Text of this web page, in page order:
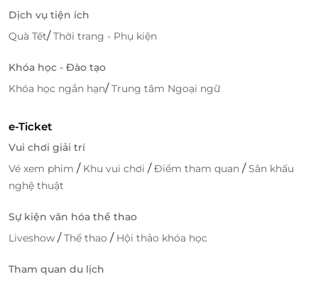
LifeLink là địa chỉ lý tưởng để bạn săn deal làm đẹp
lỡ cơ hội tận hưởng những dịch vụ chăm sóc sắc đẹp
ngay hôm nay để khám phá những ưu đãi hấp dẫn
và tự thưởng cho bản thân những giây phút thư
LifeLink
Dịch vụ tiện ích
Quà Tết/Thời trang - Phụ kiện
Khóa học - Đào tạo
Khóa học ngắn hạn/Trung tâm Ngoại ngữ
e-Ticket
Vui chơi giải trí
Vé xem phim / Khu vui chơi /Điểm tham quan /Sân khấu
nghệ thuật
Sự kiện văn hóa thể thao
Liveshow /Thể thao / Hội thảo khóa học
Tham quan du lịch